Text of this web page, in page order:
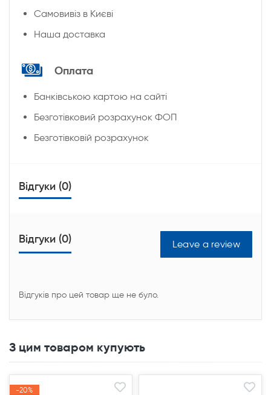
Cамовивіз в Києві
Наша доставка
Оплата
Банківською картою на сайті
Безготівковий розрахунок ФОП
Безготівковій розрахунок
Відгуки (0)
Відгуки (0) Leave a review
Відгуків про цей товар ще не було.
З цим товаром купують
-20%
-20%